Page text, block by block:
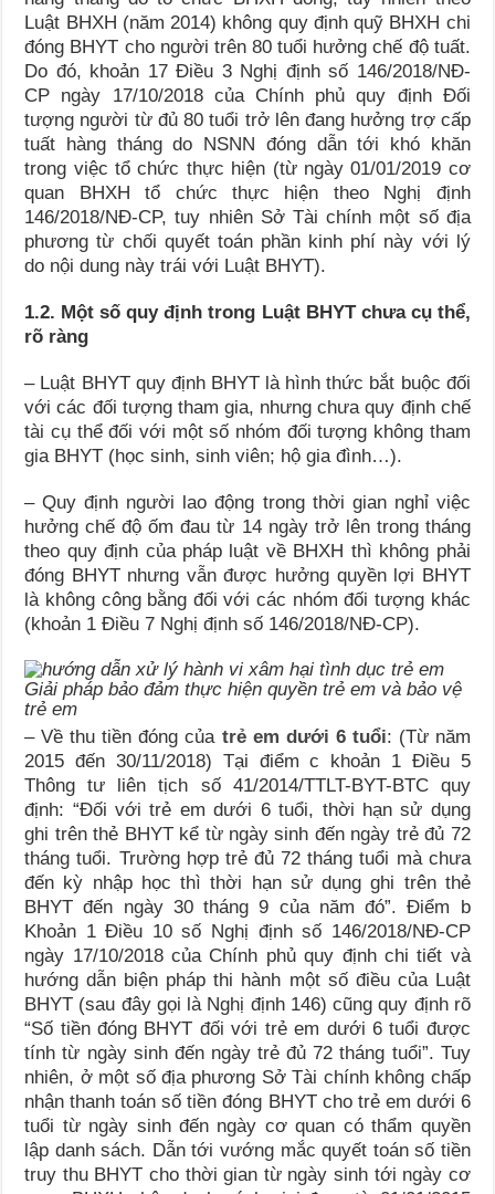
Luật BHXH (năm 2014) không quy định quỹ BHXH chi
đóng BHYT cho người trên 80 tuổi hưởng chế độ tuất.
Do đó, khoản 17 Điều 3 Nghị định số 146/2018/NĐ-
CP ngày 17/10/2018 của Chính phủ quy định Đối
tượng người từ đủ 80 tuổi trở lên đang hưởng trợ cấp
tuất hàng tháng do NSNN đóng dẫn tới khó khăn
trong việc tổ chức thực hiện (từ ngày 01/01/2019 cơ
quan BHXH tổ chức thực hiện theo Nghị định
146/2018/NĐ-CP, tuy nhiên Sở Tài chính một số địa
phương từ chối quyết toán phần kinh phí này với lý
do nội dung này trái với Luật BHYT).
1.2. Một số quy định trong Luật BHYT chưa cụ thể,
rõ ràng
– Luật BHYT quy định BHYT là hình thức bắt buộc đối
với các đối tượng tham gia, nhưng chưa quy định chế
tài cụ thể đối với một số nhóm đối tượng không tham
gia BHYT (học sinh, sinh viên; hộ gia đình…).
– Quy định người lao động trong thời gian nghỉ việc
hưởng chế độ ốm đau từ 14 ngày trở lên trong tháng
theo quy định của pháp luật về BHXH thì không phải
đóng BHYT nhưng vẫn được hưởng quyền lợi BHYT
là không công bằng đối với các nhóm đối tượng khác
(khoản 1 Điều 7 Nghị định số 146/2018/NĐ-CP).
Giải pháp bảo đảm thực hiện quyền trẻ em và bảo vệ
trẻ em
– Về thu tiền đóng của trẻ em dưới 6 tuổi: (Từ năm
2015 đến 30/11/2018) Tại điểm c khoản 1 Điều 5
Thông tư liên tịch số 41/2014/TTLT-BYT-BTC quy
định: “Đối với trẻ em dưới 6 tuổi, thời hạn sử dụng
ghi trên thẻ BHYT kể từ ngày sinh đến ngày trẻ đủ 72
tháng tuổi. Trường hợp trẻ đủ 72 tháng tuổi mà chưa
đến kỳ nhập học thì thời hạn sử dụng ghi trên thẻ
BHYT đến ngày 30 tháng 9 của năm đó”. Điểm b
Khoản 1 Điều 10 số Nghị định số 146/2018/NĐ-CP
ngày 17/10/2018 của Chính phủ quy định chi tiết và
hướng dẫn biện pháp thi hành một số điều của Luật
BHYT (sau đây gọi là Nghị định 146) cũng quy định rõ
“Số tiền đóng BHYT đối với trẻ em dưới 6 tuổi được
tính từ ngày sinh đến ngày trẻ đủ 72 tháng tuổi”. Tuy
nhiên, ở một số địa phương Sở Tài chính không chấp
nhận thanh toán số tiền đóng BHYT cho trẻ em dưới 6
tuổi từ ngày sinh đến ngày cơ quan có thẩm quyền
lập danh sách. Dẫn tới vướng mắc quyết toán số tiền
truy thu BHYT cho thời gian từ ngày sinh tới ngày cơ